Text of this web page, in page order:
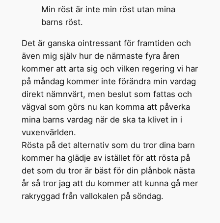
Min röst är inte min röst utan mina
barns röst.
Det är ganska ointressant för framtiden och
även mig själv hur de närmaste fyra åren
kommer att arta sig och vilken regering vi har
på måndag kommer inte förändra min vardag
direkt nämnvärt, men beslut som fattas och
vägval som görs nu kan komma att påverka
mina barns vardag när de ska ta klivet in i
vuxenvärlden.
Rösta på det alternativ som du tror dina barn
kommer ha glädje av istället för att rösta på
det som du tror är bäst för din plånbok nästa
år så tror jag att du kommer att kunna gå mer
rakryggad från vallokalen på söndag.